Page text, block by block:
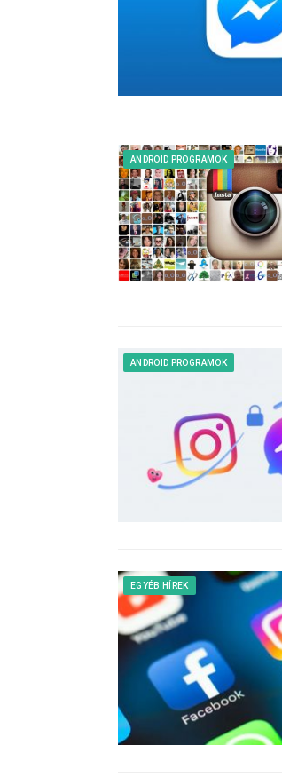
ANDROID PROGRAMOK
ANDROID PROGRAMOK
EGYÉB HÍREK